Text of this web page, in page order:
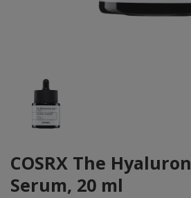
COSRX The
Serum, 20 ml